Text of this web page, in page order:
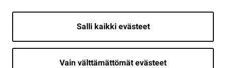
Salli kaikki evästeet
Vain välttämättömät evästeet